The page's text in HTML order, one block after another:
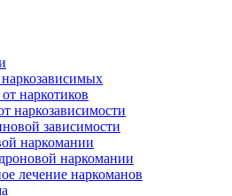
наркотиков
наркозависимости
зависимости
наркомании
наркомании
лечение наркоманов